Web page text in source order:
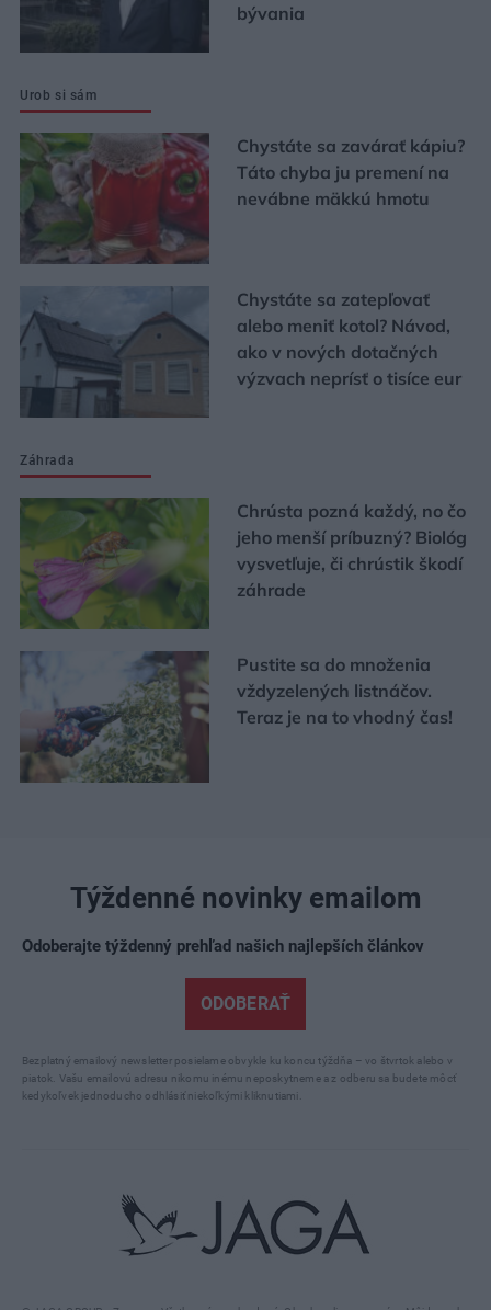
bývania
Urob si sám
Chystáte sa zavárať kápiu?
Táto chyba ju premení na
nevábne mäkkú hmotu
Chystáte sa zatepľovať
alebo meniť kotol? Návod,
ako v nových dotačných
výzvach neprísť o tisíce eur
Záhrada
Chrústa pozná každý, no čo
jeho menší príbuzný? Biológ
vysvetľuje, či chrústik škodí
záhrade
Pustite sa do množenia
vždyzelených listnáčov.
Teraz je na to vhodný čas!
Týždenné novinky emailom
Odoberajte týždenný prehľad našich najlepších článkov
ODOBERAŤ
Bezplatný emailový newsletter posielame obvykle ku koncu týždňa – vo štvrtok alebo v
piatok. Vašu emailovú adresu nikomu inému neposkytneme a z odberu sa budete môcť
kedykoľvek jednoducho odhlásiť niekoľkými kliknutiami.